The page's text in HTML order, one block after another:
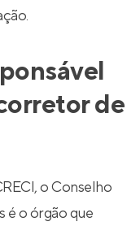
de
o Conselho
é o órgão que